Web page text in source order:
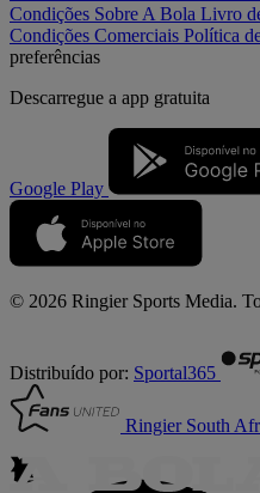
Condições Sobre A Bola Livro
Condições Comerciais Política
preferências
Descarregue a app gratuita
Google Play
© 2026 Ringier Sports Media.
Distribuído por: Sportal365
Ringier South